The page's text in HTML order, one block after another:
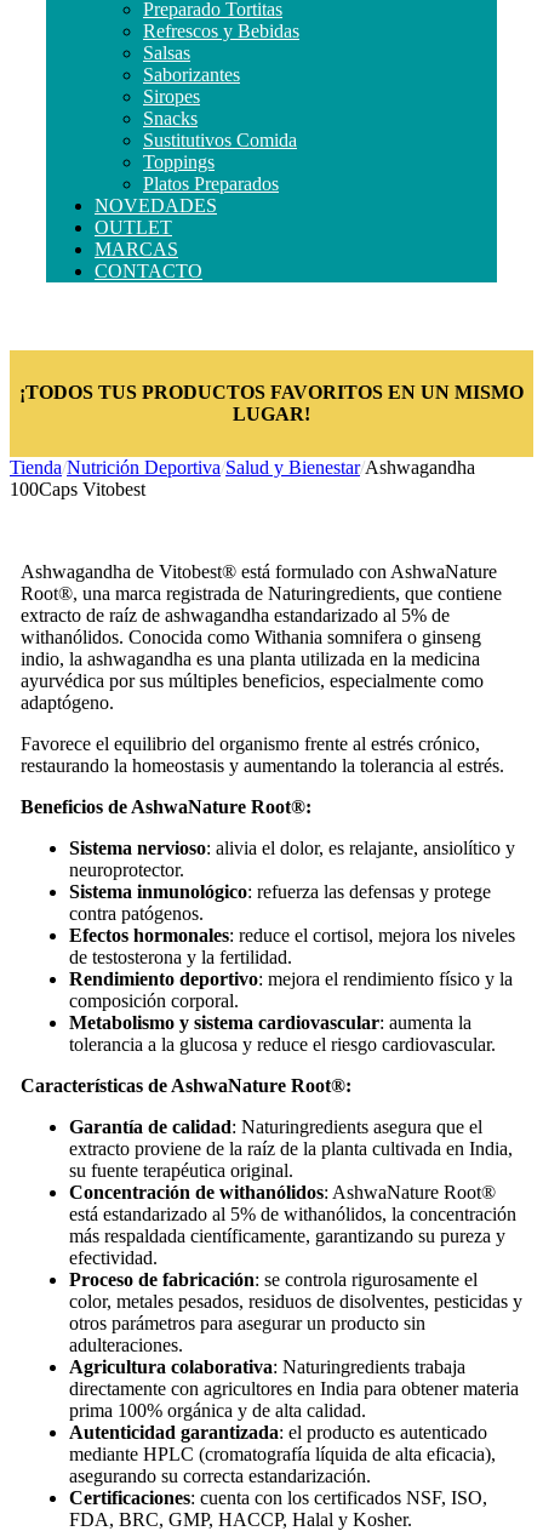
Preparado Tortitas
Refrescos y Bebidas
Salsas
Saborizantes
Siropes
Snacks
Sustitutivos Comida
Toppings
Platos Preparados
NOVEDADES
OUTLET
MARCAS
CONTACTO
¡TODOS TUS PRODUCTOS FAVORITOS EN UN MISMO
LUGAR!
Tienda/Nutrición Deportiva/Salud y Bienestar/Ashwagandha
100Caps Vitobest
Ashwagandha de Vitobest® está formulado con AshwaNature
Root®, una marca registrada de Naturingredients, que contiene
extracto de raíz de ashwagandha estandarizado al 5% de
withanólidos. Conocida como Withania somnifera o ginseng
indio, la ashwagandha es una planta utilizada en la medicina
ayurvédica por sus múltiples beneficios, especialmente como
adaptógeno.
Favorece el equilibrio del organismo frente al estrés crónico,
restaurando la homeostasis y aumentando la tolerancia al estrés.
Beneficios de AshwaNature Root®:
Sistema nervioso: alivia el dolor, es relajante, ansiolítico y
neuroprotector.
Sistema inmunológico: refuerza las defensas y protege
contra patógenos.
Efectos hormonales: reduce el cortisol, mejora los niveles
de testosterona y la fertilidad.
Rendimiento deportivo: mejora el rendimiento físico y la
composición corporal.
Metabolismo y sistema cardiovascular: aumenta la
tolerancia a la glucosa y reduce el riesgo cardiovascular.
Características de AshwaNature Root®:
Garantía de calidad: Naturingredients asegura que el
extracto proviene de la raíz de la planta cultivada en India,
su fuente terapéutica original.
Concentración de withanólidos: AshwaNature Root®
está estandarizado al 5% de withanólidos, la concentración
más respaldada científicamente, garantizando su pureza y
efectividad.
Proceso de fabricación: se controla rigurosamente el
color, metales pesados, residuos de disolventes, pesticidas y
otros parámetros para asegurar un producto sin
adulteraciones.
Agricultura colaborativa: Naturingredients trabaja
directamente con agricultores en India para obtener materia
prima 100% orgánica y de alta calidad.
Autenticidad garantizada: el producto es autenticado
mediante HPLC (cromatografía líquida de alta eficacia),
asegurando su correcta estandarización.
Certificaciones: cuenta con los certificados NSF, ISO,
FDA, BRC, GMP, HACCP, Halal y Kosher.